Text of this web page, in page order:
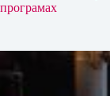
програмах